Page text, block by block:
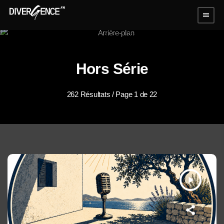
menu
Hors Série
262 Résultats / Page 1 de 22
play_arrow